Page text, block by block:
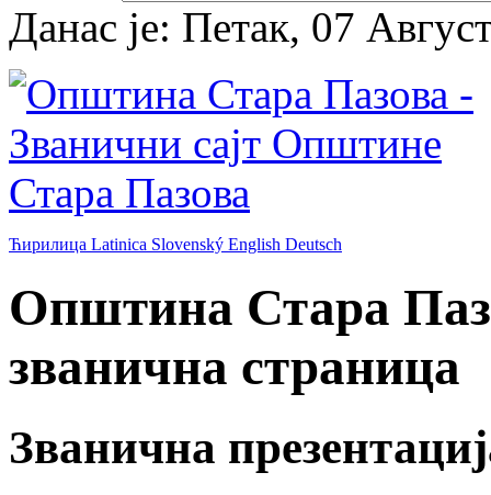
Данас је: Петак, 07
Ћирилица Latinica Slovenský English Deutsch
Општина Стара
званична страница
Званична